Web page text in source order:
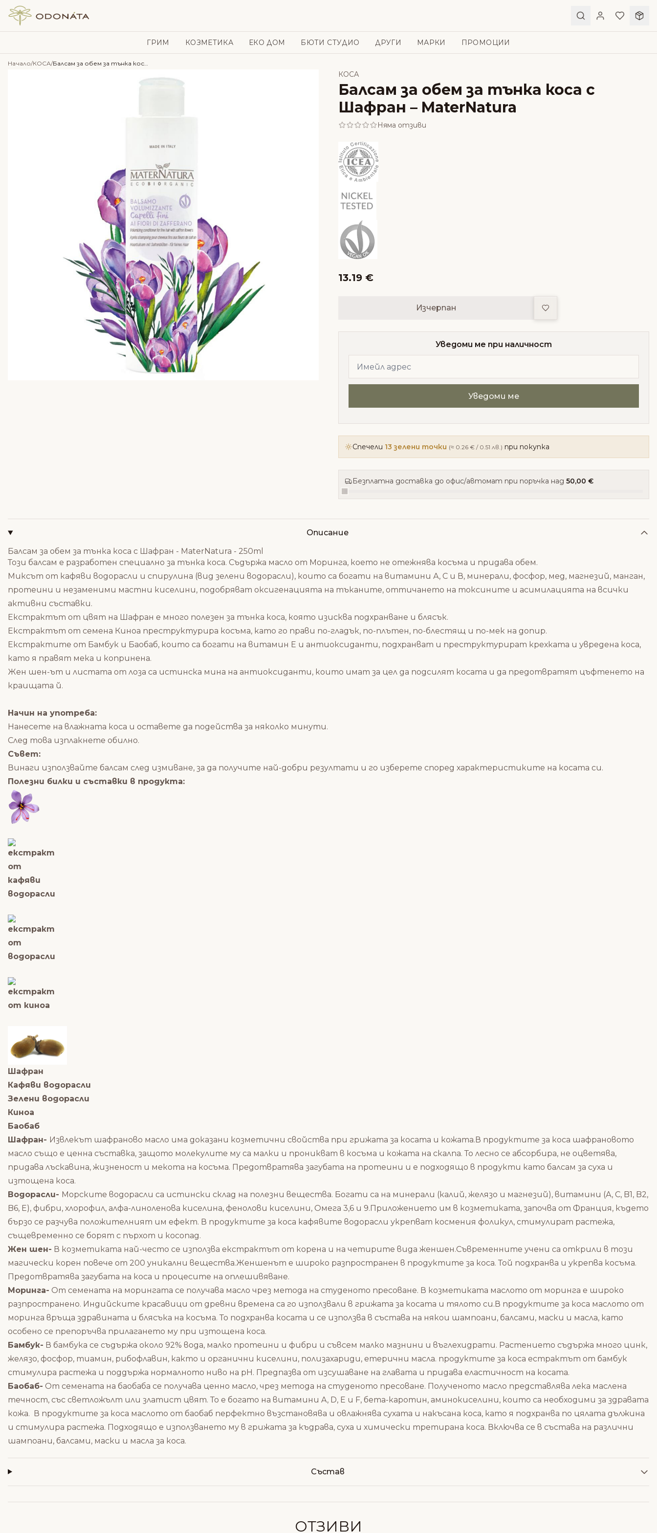
Skip to content
ГРИМ КОЗМЕТИКА ЕКО ДОМ БЮТИ СТУДИО ДРУГИ МАРКИ ПРОМОЦИИ
Начало/КОСА/ Балсам за обем за тънка коса с Шафран – MaterNatura
КОСА
Балсам за обем за тънка коса с
Шафран – MaterNatura
Няма отзиви
13.19 €
Изчерпан Добави в любими
Уведоми ме при наличност
Спечели 13 зелени точки (≈ 0.26 € / 0.51 лв.) при покупка
Безплатна доставка до офис/автомат при поръчка над 50,00 €
Описание
Балсам за обем за тънка коса с Шафран - MaterNatura - 250ml
Този балсам е разработен специално за тънка коса. Съдържа масло от Моринга, което не отежнява косъма и придава обем.
Миксът от кафяви водорасли и спирулина (вид зелени водорасли), които са богати на витамини А, С и В, минерали, фосфор, мед, магнезий, манган,
протеини и незаменими мастни киселини, подобряват оксигенацията на тъканите, оттичането на токсините и асимилацията на всички
активни съставки.
Екстрактът от цвят на Шафран е много полезен за тънка коса, която изисква подхранване и блясък.
Екстрактът от семена Киноа преструктурира косъма, като го прави по-гладък, по-плътен, по-блестящ и по-мек на допир.
Екстрактите от Бамбук и Баобаб, които са богати на витамин Е и антиоксиданти, подхранват и преструктурират крехката и увредена коса,
като я правят мека и копринена.
Жен шен-ът и листата от лоза са истинска мина на антиоксиданти, които имат за цел да подсилят косата и да предотвратят цъфтенето на
краищата й.
Начин на употреба:
Нанесете на влажната коса и оставете да подейства за няколко минути.
След това изплакнете обилно.
Съвет:
Винаги използвайте балсам след измиване, за да получите най-добри резултати и го изберете според характеристиките на косата си.
Полезни билки и съставки в продукта:
Шафран
Кафяви водорасли
Зелени водорасли
Киноа
Баобаб
Шафран- Извлекът шафраново масло има доказани козметични свойства при грижата за косата и кожата.В продуктите за коса шафрановото
масло също е ценна съставка, защото молекулите му са малки и проникват в косъма и кожата на скалпа. То лесно се абсорбира, не оцветява,
придава лъскавина, жизненост и мекота на косъма. Предотвратява загубата на протеини и е подходящо в продукти като балсам за суха и
изтощена коса.
Водорасли- Морските водорасли са истински склад на полезни вещества. Богати са на минерали (калий, желязо и магнезий), витамини (А, С, B1, B2,
B6, E), фибри, хлорофил, алфа-линоленова киселина, фенолови киселини, Омега 3,6 и 9.Приложението им в козметиката, започва от Франция, където
бързо се разчува положителният им ефект. В продуктите за коса кафявите водорасли укрепват космения фоликул, стимулират растежа,
същевременно се борят с пърхот и косопад.
Жен шен- В козметиката най-често се използва екстрактът от корена и на четирите вида женшен.Съвременните учени са открили в този
магически корен повече от 200 уникални вещества.Женшенът е широко разпространен в продуктите за коса. Той подхранва и укрепва косъма.
Предотвратява загубата на коса и процесите на оплешивяване.
Моринга- От семената на морингата се получава масло чрез метода на студеното пресоване. В козметиката маслото от моринга е широко
разпространено. Индийските красавици от древни времена са го използвали в грижата за косата и тялото си.В продуктите за коса маслото от
моринга връща здравината и блясъка на косъма. То подхранва косата и се използва в състава на някои шампоани, балсами, маски и масла, като
особено се препоръчва прилагането му при изтощена коса.
Бамбук- В бамбука се съдържа около 92% вода, малко протеини и фибри и съвсем малко мазнини и въглехидрати. Растението съдържа много цинк,
желязо, фосфор, тиамин, рибофлавин, както и органични киселини, полизахариди, етерични масла. продуктите за коса естрактът от бамбук
стимулира растежа и поддържа нормалното ниво на pH. Предпазва от изсушаване на главата и придава еластичност на косата.
Баобаб- От семената на баобаба се получава ценно масло, чрез метода на студеното пресоване. Полученото масло представлява лека маслена
течност, със светложълт или златист цвят. То е богато на витамини A, D, E и F, бета-каротин, аминокиселини, които са необходими за здравата
кожа. В продуктите за коса маслото от баобаб перфектно възстановява и овлажнява сухата и накъсана коса, като я подхранва по цялата дължина
и стимулира растежа. Подходящо е използването му в грижата за къдрава, суха и химически третирана коса. Включва се в състава на различни
шампоани, балсами, маски и масла за коса.
Състав
ОТЗИВИ